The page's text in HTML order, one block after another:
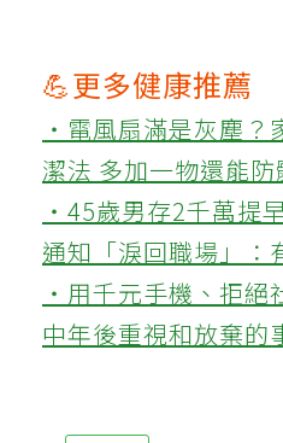
💪更多健康推薦
‧電風扇滿是灰塵？
潔法 多加一物還能
‧45歲男存2千萬提
通知「淚回職場」：
‧用千元手機、拒絕
中年後重視和放棄的